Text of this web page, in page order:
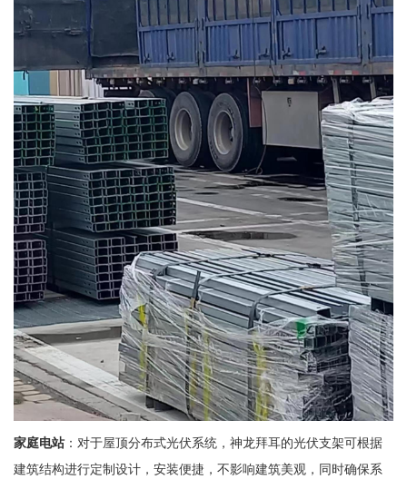
家庭电站：对于屋顶分布式光伏系统，神龙拜耳的光伏支架可根据
建筑结构进行定制设计，安装便捷，不影响建筑美观，同时确保系